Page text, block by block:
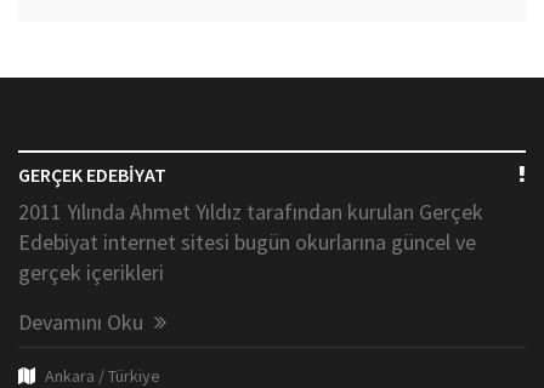
GERÇEK EDEBİYAT
2011 Yılında Ahmet Yıldız tarafından kurulan Gerçek
Edebiyat internet sitesi bugün okurlarına güncel ve
gerçek içerikleri
Devamını Oku
Ankara / Türkiye